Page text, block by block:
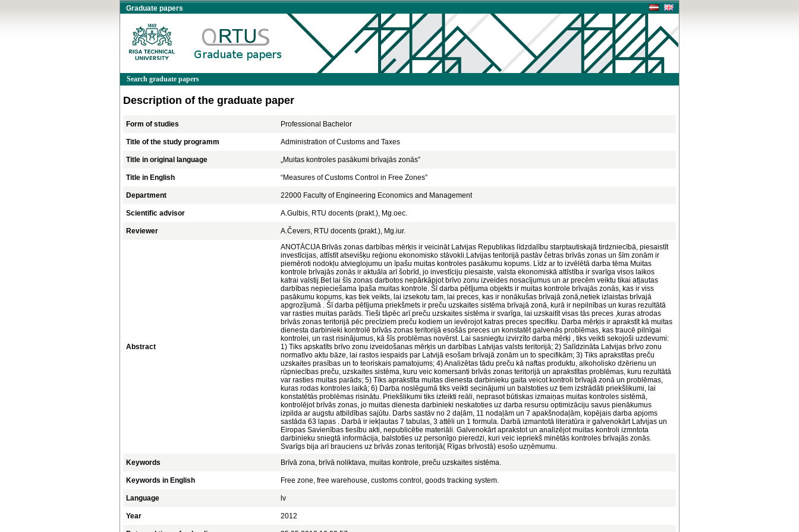
Graduate papers
Search graduate papers
Description of the graduate paper
Form of studies Professional Bachelor
Title of the study programm Administration of Customs and Taxes
Title in original language „Muitas kontroles pasākumi brīvajās zonās”
Title in English “Measures of Customs Control in Free Zones”
Department 22000 Faculty of Engineering Economics and Management
Scientific advisor A.Gulbis, RTU docents (prakt.), Mg.oec.
Reviewer A.Čevers, RTU docents (prakt.), Mg.iur.
Abstract
ANOTĀCIJA Brīvās zonas darbības mērķis ir veicināt Latvijas Republikas līdzdalību starptautiskajā tirdzniecībā, piesaistīt
investīcijas, attīstīt atsevišķu reģionu ekonomisko stāvokli.Latvijas teritorijā pastāv četras brīvās zonas un šīm zonām ir
piemēroti nodokļu atvieglojumu un īpašu muitas kontroles pasākumu kopums. Līdz ar to izvēlētā darba tēma Muitas
kontrole brīvajās zonās ir aktuāla arī šobrīd, jo investīciju piesaiste, valsta ekonomiskā attīstība ir svarīga visos laikos
katrai valstij.Bet lai šīs zonas darbotos nepārkāpjot brīvo zonu izveides nosacījumus un ar precēm veiktu tikai atļautas
darbības nepieciešama īpaša muitas kontrole. Šī darba pētījuma objekts ir muitas kontrole brīvajās zonās, kas ir viss
pasākumu kopums, kas tiek veikts, lai izsekotu tam, lai preces, kas ir nonākušas brīvajā zonā,netiek izlaistas brīvajā
apgrozījumā . Šī darba pētījuma priekšmets ir preču uzskaites sistēma brīvajā zonā, kurā ir nepilnības un kuras rezultātā
var rasties muitas parāds. Tieši tāpēc arī preču uzskaites sistēma ir svarīga, lai uzskaitīt visas tās preces ,kuras atrodas
brīvās zonas teritorijā pēc precīziem preču kodiem un ievērojot katras preces specifiku. Darba mērķis ir aprakstīt kā muitas
dienesta darbinieki kontrolē brīvās zonas teritorijā esošās preces un konstatēt galvenās problēmas, kas traucē pilnīgai
kontrolei, un rast risinājumus, kā šīs problēmas novērst. Lai sasniegtu izvirzīto darba mērķi , tiks veikti sekojoši uzdevumi:
1) Tiks apskatīts brīvo zonu izveidošanas mērķis un darbības Latvijas valsts teritorijā; 2) Salīdzināta Latvijas brīvo zonu
normatīvo aktu bāze, lai rastos iespaids par Latvijā esošam brīvajā zonām un to specifikām; 3) Tiks aprakstītas preču
uzskaites prasības un to teoriskais pamatojums; 4) Analizētas tādu preču kā naftas produktu, alkoholisko dzērienu un
rūpniecības preču, uzskaites sistēma, kuru veic komersanti brīvās zonas teritorijā un aprakstītas problēmas, kuru rezultātā
var rasties muitas parāds; 5) Tiks aprakstīta muitas dienesta darbinieku gaita veicot kontroli brīvajā zonā un problēmas,
kuras rodas kontroles laikā; 6) Darba noslēgumā tiks veikti secinājumi un balstoties uz tiem izstrādāti priekšlikumi, lai
konstatētās problēmas risinātu. Priekšlikumi tiks izteikti reāli, neprasot būtiskas izmaiņas muitas kontroles sistēmā,
kontrolējot brīvās zonas, jo muitas dienesta darbinieki neskatoties uz darba resursu optimizāciju savus pienākumus
izpilda ar augstu atbildības sajūtu. Darbs sastāv no 2 daļām, 11 nodaļām un 7 apakšnodaļām, kopējais darba apjoms
sastāda 63 lapas . Darbā ir iekļautas 7 tabulas, 3 attēli un 1 formula. Darbā izmantotā literatūra ir galvenokārt Latvijas un
Eiropas Savienības tiesību akti, nepublicētie materiāli. Galvenokārt aprakstot un analizējot muitas kontroli izmntota
darbinieku sniegtā informācija, balstoties uz personīgo pieredzi, kuri veic iepriekš minētās kontroles brīvajās zonās.
Svarīgs bija arī brauciens uz brīvās zonas teritorijā( Rīgas brīvostā) esošo uzņēmumu.
Keywords
Brīvā zona, brīvā noliktava, muitas kontrole, preču uzskaites sistēma.
Keywords in English Free zone, free warehouse, customs control, goods tracking system.
Language lv
Year 2012